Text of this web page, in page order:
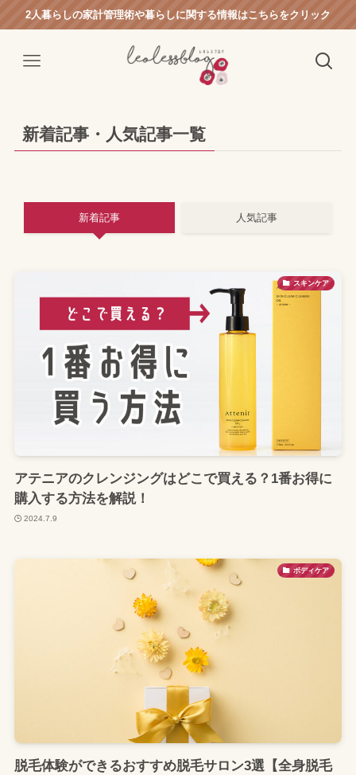
2人暮らしの家計管理術や暮らしに関する情報はこちらをクリック
新着記事・人気記事一覧
新着記事 人気記事
スキンケア
アテニアのクレンジングはどこで買える？1番お得に
購入する方法を解説！
2024.7.9
ボディケア
脱毛体験ができるおすすめ脱毛サロン3選【全身脱毛